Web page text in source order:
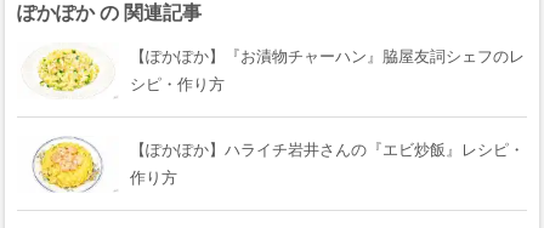
ぽかぽか の 関連記事
【ぽかぽか】『お漬物チャーハン』脇屋友詞シェフのレ
シピ・作り方
【ぽかぽか】ハライチ岩井さんの『エビ炒飯』レシピ・
作り方